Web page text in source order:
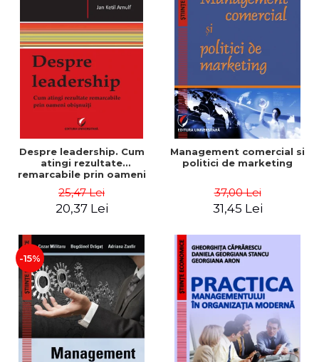
Despre leadership. Cum
atingi rezultate
remarcabile prin oameni
25,47 Lei
20,37 Lei
Management comercial si
politici de marketing
37,00 Lei
31,45 Lei
-15%